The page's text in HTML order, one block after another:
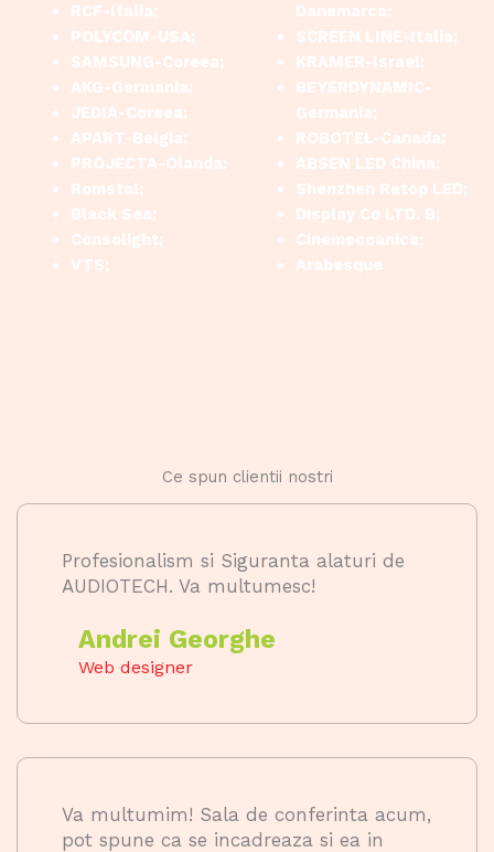
RCF-Italia;
POLYCOM-USA;
SAMSUNG-Coreea;
AKG-Germania;
JEDIA-Coreea;
APART-Belgia;
PROJECTA-Olanda;
Romstal;
Black Sea;
Consolight;
VTS;
Danemarca;
SCREEN LINE-Italia;
KRAMER-Israel;
BEYERDYNAMIC-
Germania;
ROBOTEL-Canada;
ABSEN LED China;
Shenzhen Retop LED;
Display Co LTD. B;
Cinemeccanica;
Arabesque
Ce spun clientii nostri
Profesionalism si Siguranta alaturi de
AUDIOTECH. Va multumesc!
Andrei Georghe
Web designer
Va multumim! Sala de conferinta acum,
pot spune ca se incadreaza si ea in